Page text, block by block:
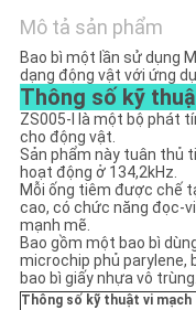
SƠ
ĐỒ
TRANG
WEB
PRIVACY
POLICY
Mô tả sản phẩm
Bao bì một lần sử dụng
dạng động vật với ứng
Thông số kỹ
ZS005-I là một bộ phát
cho động vật.
Sản phẩm này tuân thủ
hoạt động ở 134,2kHz.
Mỗi ống tiêm được chế
cao, có chức năng đọc-
mạnh mẽ.
Bao gồm một bao bì
microchip phủ parylene,
bao bì giấy nhựa vô trùng.
Thông số kỹ thuật vi mạch